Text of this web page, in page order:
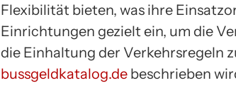
Flexibilität bieten, was ihre
Einrichtungen gezielt ein, um die
die Einhaltung der Verkehrsregeln
bussgeldkatalog.de beschrieben